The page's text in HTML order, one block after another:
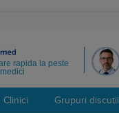
rapida la peste
Clinici Grupuri discutii